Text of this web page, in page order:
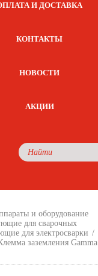
И ДОСТАВКА
КОНТАКТЫ
НОВОСТИ
АКЦИИ
и оборудование
для сварочных
для электросварки /
заземления Gamma